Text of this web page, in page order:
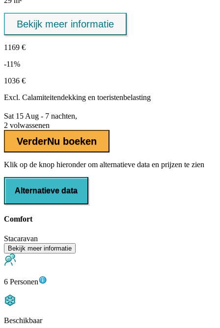
Bekijk meer informatie
1169 €
-11%
1036 €
Excl. Calamiteitendekking en toeristenbelasting
Sat 15 Aug - 7 nachten,
2 volwassenen
VerderNu boeken
Klik op de knop hieronder om alternatieve data en prijzen te zien
Alternatieve data
Comfort
Stacaravan
Bekijk meer informatie
6 Personen
Beschikbaar